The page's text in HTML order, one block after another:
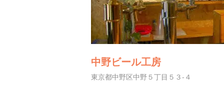
中野ビール工房
東京都中野区中野５丁目５３-４